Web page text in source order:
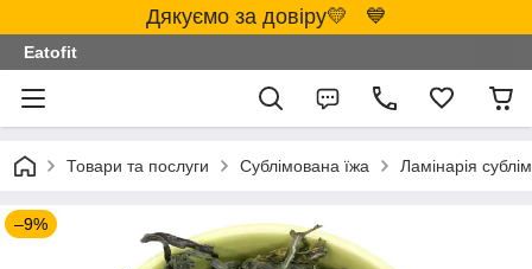
Дякуємо за довіру💛 💙
Eatofit
Товари та послуги Сублімована їжа Ламінарія
–9%